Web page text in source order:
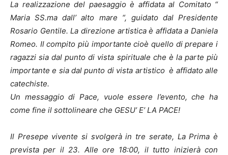
La realizzazione del paesaggio è affidata al Comitato “
Maria SS.ma dall’ alto mare “, guidato dal Presidente
Rosario Gentile. La direzione artistica è affidata a Daniela
Romeo. Il compito più importante cioè quello di prepare i
ragazzi sia dal punto di vista spirituale che è la parte più
importante e sia dal punto di vista artistico è affidato alle
catechiste.
Un messaggio di Pace, vuole essere l’evento, che ha
come fine il sottolineare che GESU’ E’ LA PACE!
Il Presepe vivente si svolgerà in tre serate, La Prima è
prevista per il 23. Alle ore 18:00, il tutto inizierà con